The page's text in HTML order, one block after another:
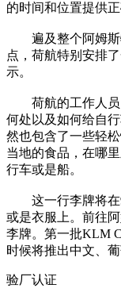
的时间和位置提供正
遍及整个阿姆斯
点，荷航特别安排
示。
荷航的工作人员
何处以及如何给自
然也包含了一些轻
当地的食品，在哪
行车或是船。
这一行李牌将在9
或是衣服上。前往
李牌。第一批KLM
时候将推出中文、
验厂认证